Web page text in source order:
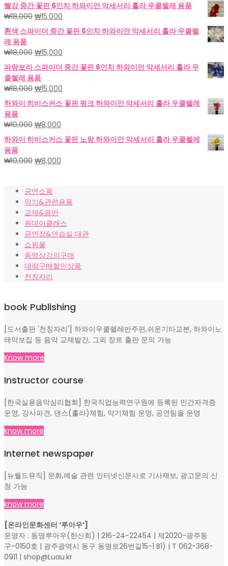
빨강 중간 꽃핀 6인치 하와이안 악세서리 훌라 우쿨렐레 용품
₩18,000 원
래
가
격:
₩18,000.
₩15,000
재
가
₩15,000.
흰색 스파이더 중간 꽃핀 6인치 하와이안 악세서리 훌라 우쿨렐
레 용품
₩18,000 원
래
가
격:
₩18,000.
₩15,000
재
가
₩15,000.
파랑보라 스파이더 중간 꽃핀 6인치 하와이안 악세서리 훌라 우
쿨렐레 용품
₩18,000 원
래
가
격:
₩18,000.
₩15,000
재
가
하와이 히비스커스 꽃핀 핑크 하와이안 악세서리 훌라 우쿨렐레
용품
₩10,000 원
래
가
격:
₩10,000.
₩8,000
재
가
₩8,000.
하와이 히비스커스 꽃핀 노랑 하와이안 악세서리 훌라 우쿨렐레
용품
₩10,000 원
격:
₩10,000.
₩8,000
₩8,000.
공연소품
악기&관련용품
교재&음반
원데이클래스
공연장&연습실 대관
쇼핑몰
동영상강의구매
대량구매할인상품
천칭자리
book Publishing
[도서출판 '천칭자리'] 하와이우쿨렐레반주편,쉬운기타교본, 하와이노
래악보집 등 음악 교재발간, 그외 장르 출판 문의 가능
Know more
Instructor course
[한국실용음악심리협회] 한국직업능력연구원에 등록된 민간자격증
운영, 강사파견, 댄스(훌라)체험, 악기체험 운영, 공연팀을 운영
know more
Internet newspaper
[뉴월드뮤직] 문화,예술 관련 인터넷신문사로 기사제보, 광고문의 신
청 가능
know more
[온라인문화센터 ‘루아우’]
운영자 : 동명루아우(한신희) | 216-24-22454 | 제2020-광주동
구-0150호 | 광주광역시 동구 동명로26번길15-1 B1) | T 062-368-
0911 | shop@Luau.kr